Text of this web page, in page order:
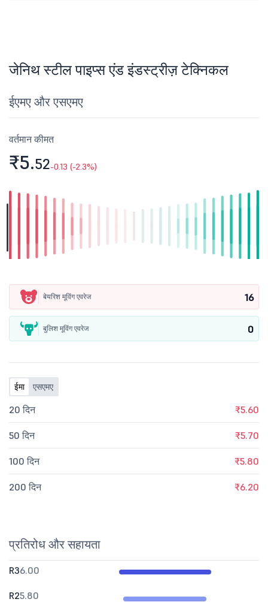
जेनिथ स्टील पाइप्स एंड इंडस्ट्रीज़ टेक्निकल
ईएमए और एसएमए
वर्तमान कीमत
₹5.52-0.13 (-2.3%)
बेयरिश मूविंग एवरेज 16
बुलिश मूविंग एवरेज 0
ईमा एसएमए
20 दिन ₹5.60
50 दिन ₹5.70
100 दिन ₹5.80
200 दिन ₹6.20
प्रतिरोध और सहायता
R36.00
R25.80